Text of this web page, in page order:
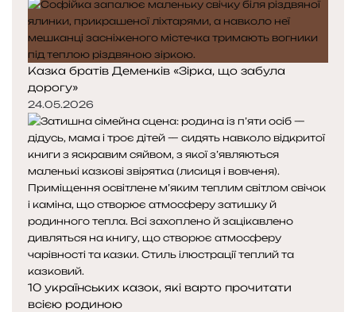
Казка братів Деменків «Зірка, що забула
дорогу»
24.05.2026
10 українських казок, які варто прочитати
всією родиною